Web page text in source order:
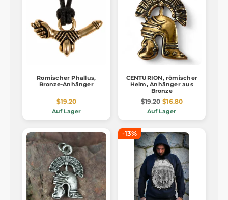
Römischer Phallus,
Bronze-Anhänger
$19.20
Auf Lager
CENTURION, römischer
Helm, Anhänger aus
Bronze
$19.20 $16.80
Auf Lager
-13%